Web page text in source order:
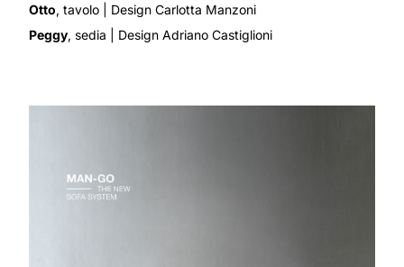
Otto, tavolo | Design Carlotta Manzoni
Peggy, sedia | Design Adriano Castiglioni